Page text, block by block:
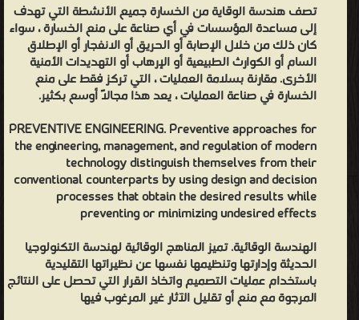
تصف هندسة الوقاية من الخسارة جميع الأنشطة التي تهدف
إلى مساعدة المؤسسات في أي صناعة على منع الخسارة ، سواء
كان ذلك من خلال الإصابة أو الحريق أو الانفجار أو الإطلاق
السام أو الكوارث الطبيعية أو الإرهاب أو التهديدات الأمنية
الأخرى. مقارنة بسلامة العمليات ، التي تركز فقط على منع
الخسارة في صناعة العمليات ، يعد هذا مجالًا أوسع بكثير.
PREVENTIVE ENGINEERING. Preventive approaches for
the engineering, management, and regulation of modern
technology distinguish themselves from their
conventional counterparts by using design and decision
processes that obtain the desired results while
preventing or minimizing undesired effects
الهندسة الوقائية. تميز المناهج الوقائية لهندسة التكنولوجيا
الحديثة وإدارتها وتنظيمها نفسها عن نظيراتها التقليدية
باستخدام عمليات التصميم واتخاذ القرار التي تحصل على النتائج
المرجوة مع منع أو تقليل الآثار غير المرغوب فيها